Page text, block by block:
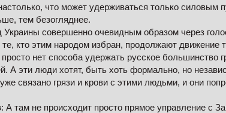
что может удерживаться только силовым
тем безогляднее.
Украины совершенно очевидным образом через
те, кто этим народом избран, продолжают
нет способа удержать русское большинство
А эти люди хотят, быть хоть формально, но
связано грязи и крови с этими людьми, и они
А там не происходит просто прямое управление с